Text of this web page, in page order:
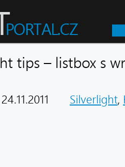
tips – listbox s
24.11.2011 Silverlight,